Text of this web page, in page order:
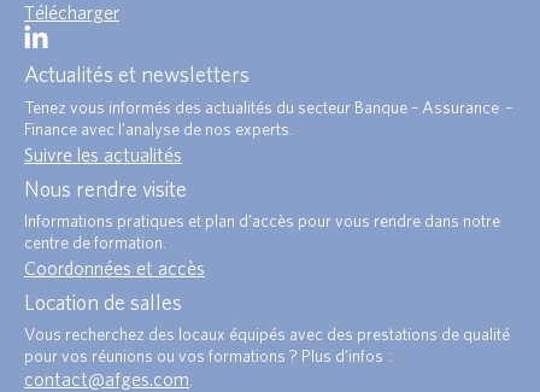
Télécharger
Actualités et newsletters
Tenez vous informés des actualités du secteur Banque – Assurance –
Finance avec l’analyse de nos experts.
Suivre les actualités
Nous rendre visite
Informations pratiques et plan d’accès pour vous rendre dans notre
centre de formation.
Coordonnées et accès
Location de salles
Vous recherchez des locaux équipés avec des prestations de qualité
pour vos réunions ou vos formations ? Plus d’infos :
contact@afges.com.